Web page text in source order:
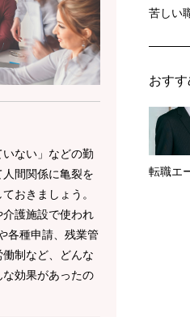
ない」などの勤
間関係に亀裂を
おきましょう。
護施設で使われ
各種申請、残業管
制など、どんな
効果があったの
苦しい
おす
転職エ